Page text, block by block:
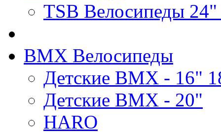
TSB Велосипеды
BMX Велосипеды
Детские BMX - 16"
Детские BMX - 20"
HARO